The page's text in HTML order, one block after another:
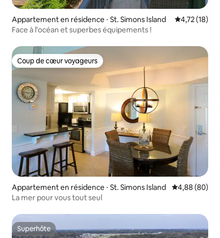
Appartement en résidence ⋅ St. Simons Island Évaluation
4,72 (18)
Face à l'océan et superbes équipements !
Coup de cœur voyageurs
Coup de cœur voyageurs
Appartement en résidence ⋅ St. Simons Island Évaluation
4,88 (80)
La mer pour vous tout seul
Superhôte
Superhôte